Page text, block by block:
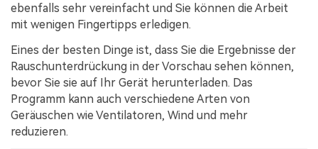
ebenfalls sehr vereinfacht und Sie können die Arbeit
mit wenigen Fingertipps erledigen.
Eines der besten Dinge ist, dass Sie die Ergebnisse der
Rauschunterdrückung in der Vorschau sehen können,
bevor Sie sie auf Ihr Gerät herunterladen. Das
Programm kann auch verschiedene Arten von
Geräuschen wie Ventilatoren, Wind und mehr
reduzieren.